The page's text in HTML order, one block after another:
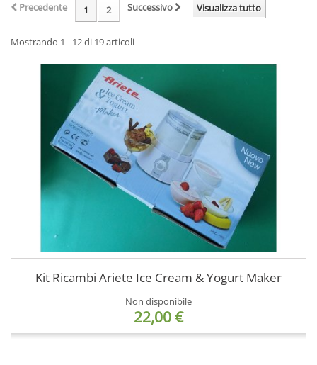
Visualizza tutto
Precedente 1 2 Successivo
Mostrando 1 - 12 di 19 articoli
Kit Ricambi Ariete Ice Cream & Yogurt Maker
Non disponibile
22,00 €